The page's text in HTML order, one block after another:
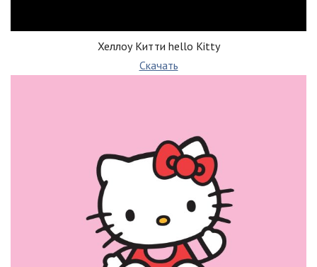
Хеллоу Китти hello Kitty
Скачать